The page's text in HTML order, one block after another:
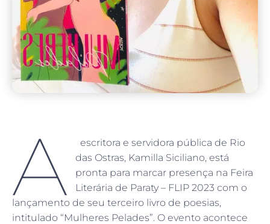
A
escritora e servidora pública de Rio
das Ostras, Kamilla Siciliano, está
pronta para marcar presença na Feira
Literária de Paraty – FLIP 2023 com o
lançamento de seu terceiro livro de poesias,
intitulado “Mulheres Pelades”. O evento acontece